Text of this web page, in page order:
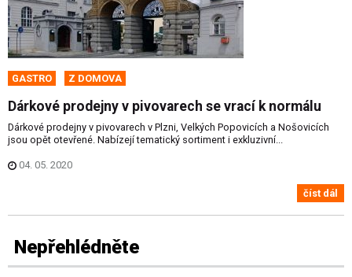
GASTRO Z DOMOVA
Dárkové prodejny v pivovarech se vrací k normálu
Dárkové prodejny v pivovarech v Plzni, Velkých Popovicích a Nošovicích
jsou opět otevřené. Nabízejí tematický sortiment i exkluzivní...
04. 05. 2020
číst dál
Nepřehlédněte